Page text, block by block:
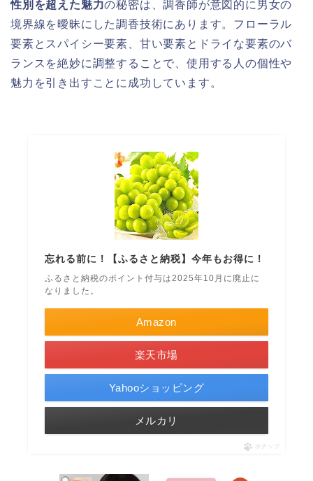
性別を超えた魅力の秘密は、調香師が意図的に男女の
境界線を曖昧にした調香技術にあります。フローラル
要素とスパイシー要素、甘い要素とドライな要素のバ
ランスを絶妙に調整することで、使用する人の個性や
魅力を引き出すことに成功しています。
忘れる前に！【ふるさと納税】今年もお得に！
ふるさと納税のポイント付与は2025年10月に廃止に
なりました。
Amazon
楽天市場
Yahooショッピング
メルカリ
ポチップ